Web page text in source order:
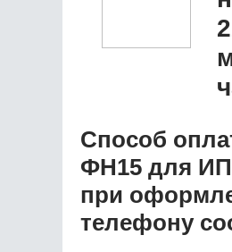
Способ
ФН15 для ИП
при
телефону